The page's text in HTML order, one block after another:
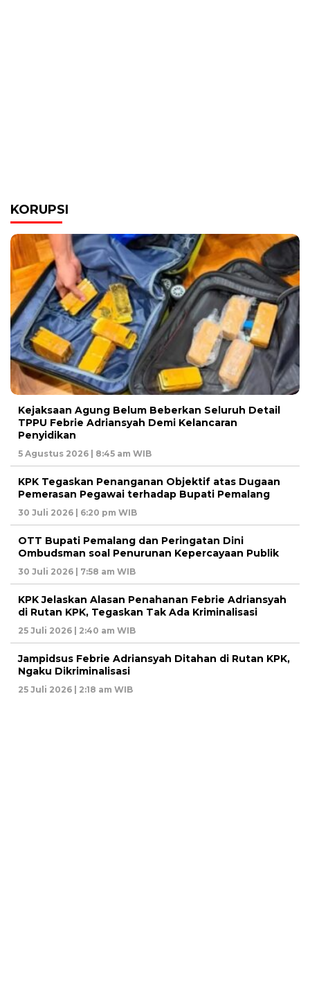
KORUPSI
Kejaksaan Agung Belum Beberkan Seluruh Detail
TPPU Febrie Adriansyah Demi Kelancaran
Penyidikan
5 Agustus 2026 | 8:45 am WIB
KPK Tegaskan Penanganan Objektif atas Dugaan
Pemerasan Pegawai terhadap Bupati Pemalang
30 Juli 2026 | 6:20 pm WIB
OTT Bupati Pemalang dan Peringatan Dini
Ombudsman soal Penurunan Kepercayaan Publik
30 Juli 2026 | 7:58 am WIB
KPK Jelaskan Alasan Penahanan Febrie Adriansyah
di Rutan KPK, Tegaskan Tak Ada Kriminalisasi
25 Juli 2026 | 2:40 am WIB
Jampidsus Febrie Adriansyah Ditahan di Rutan KPK,
Ngaku Dikriminalisasi
25 Juli 2026 | 2:18 am WIB